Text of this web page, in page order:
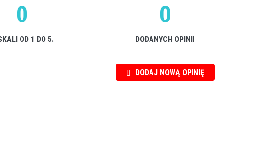
0
OD 1 DO 5.
0
DODANYCH OPINII
DODAJ NOWĄ OPINIĘ